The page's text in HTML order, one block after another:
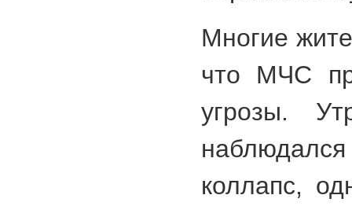
Многие
что МЧС
угрозы.
коллапс,